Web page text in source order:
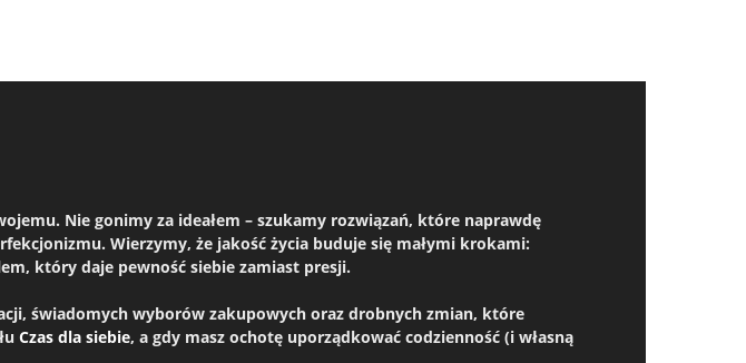
Nie gonimy za ideałem – szukamy rozwiązań, które naprawdę
Wierzymy, że jakość życia buduje się małymi krokami:
który daje pewność siebie zamiast presji.
świadomych wyborów zakupowych oraz drobnych zmian, które
Czas dla siebie, a gdy masz ochotę uporządkować codzienność (i własną